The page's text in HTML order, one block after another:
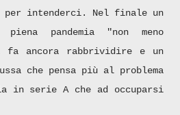
per intenderci. Nel finale un
pandemia "non meno
fa ancora rabbrividire e un
che pensa più al problema
in serie A che ad occuparsi